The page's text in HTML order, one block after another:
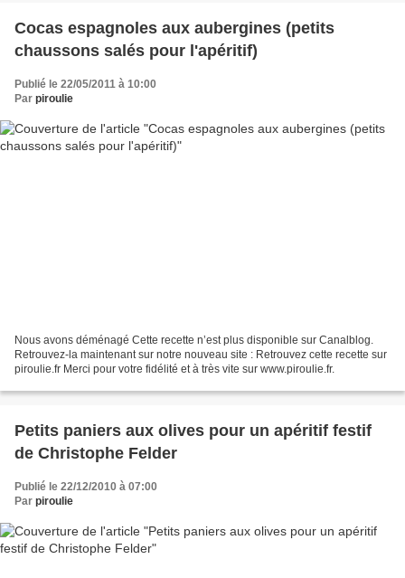
Cocas espagnoles aux aubergines (petits
chaussons salés pour l'apéritif)
Publié le 22/05/2011 à 10:00
Par piroulie
Nous avons déménagé Cette recette n’est plus disponible sur Canalblog.
Retrouvez-la maintenant sur notre nouveau site : Retrouvez cette recette sur
piroulie.fr Merci pour votre fidélité et à très vite sur www.piroulie.fr.
Petits paniers aux olives pour un apéritif festif
de Christophe Felder
Publié le 22/12/2010 à 07:00
Par piroulie